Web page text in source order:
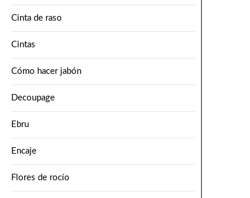
Cinta de raso
Cintas
Cómo hacer jabón
Decoupage
Ebru
Encaje
Flores de rocío